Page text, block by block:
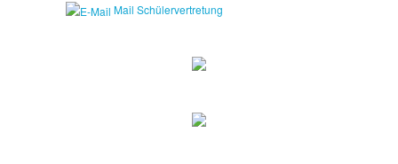
Mail Schülervertretung